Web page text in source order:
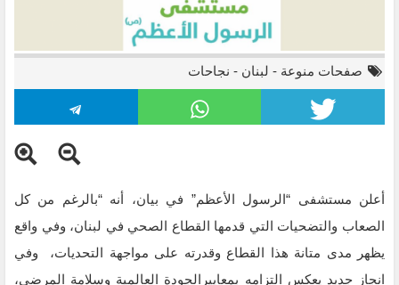
صفحات منوعة - لبنان - نجاحات
أعلن مستشفى “الرسول الأعظم” في بيان، أنه “بالرغم من كل
الصعاب والتضحيات التي قدمها القطاع الصحي في لبنان، وفي واقع
يظهر مدى متانة هذا القطاع وقدرته على مواجهة التحديات، وفي
انجاز جديد يعكس التزامه بمعاييرالجودة العالمية وسلامة المرضى،